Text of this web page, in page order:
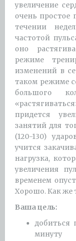
увеличение
очень простое
течении
частотой
оно
режиме
изменений в
таком режиме
большого
придется
занятий для
(120-130)
учится
нагрузка,
увеличения
временем
Хорошо. Как же
Ваша цель:
добиться
минуту